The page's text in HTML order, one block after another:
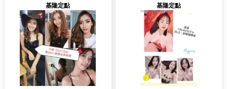
基隆定點 基隆定點